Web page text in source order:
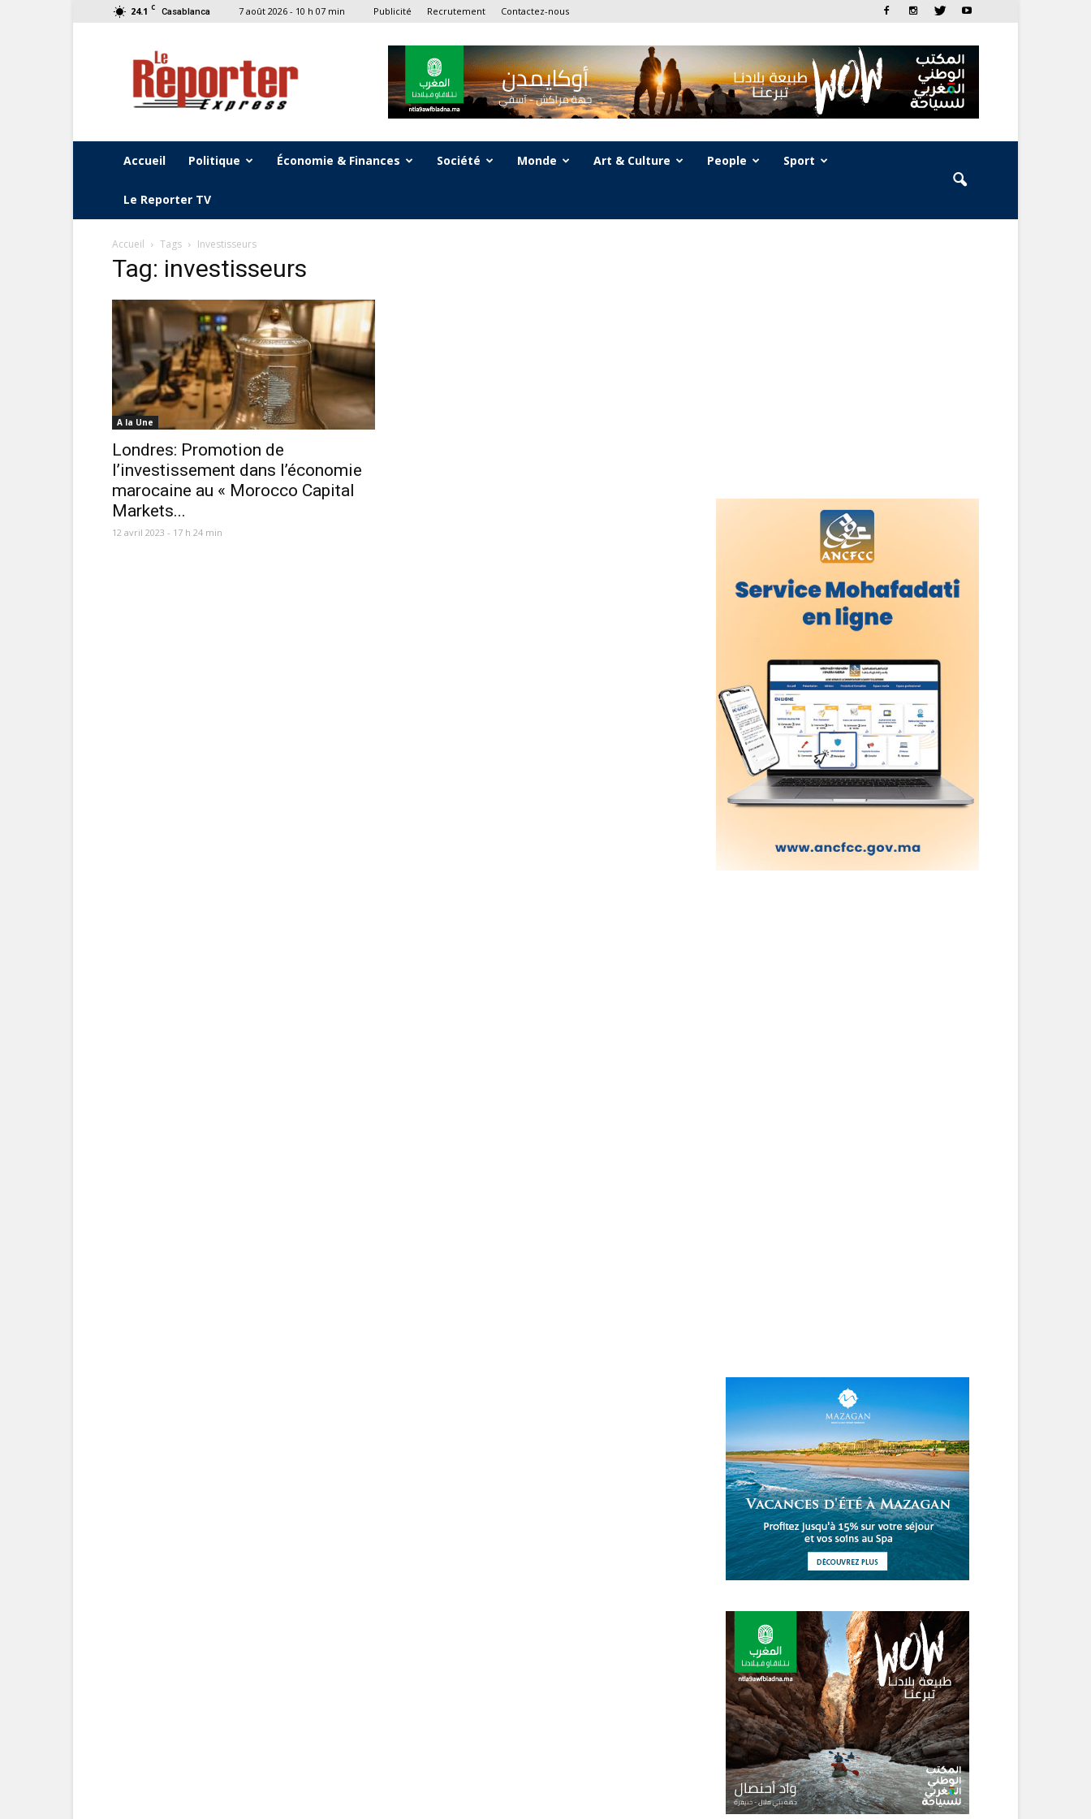
24.1 C Casablanca 7 août 2026 - 10 h 07 min Publicité Recrutement Contactez-nous
Le
Reporter
Express
Accueil Politique Économie & Finances Société Monde Art & Culture People Sport
Le Reporter TV
Accueil Tags Investisseurs
Tag: investisseurs
A la Une
Londres: Promotion de
l’investissement dans l’économie
marocaine au « Morocco Capital
Markets...
12 avril 2023 - 17 h 24 min